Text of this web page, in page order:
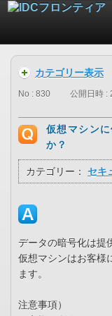
カテゴリー表示
No : 830 公開日時 :
仮想マシン
か？
カテゴリー： セキ
データの暗号化は提
仮想マシンはお客様
ます。
注意事項）